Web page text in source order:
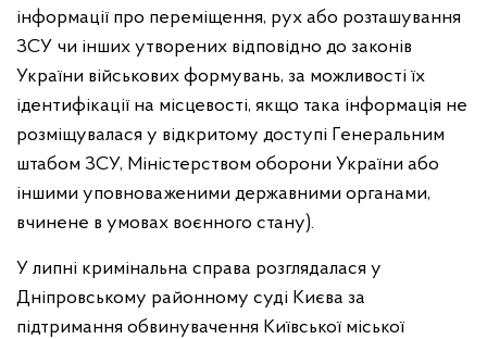
інформації про переміщення, рух або розташування
ЗСУ чи інших утворених відповідно до законів
України військових формувань, за можливості їх
ідентифікації на місцевості, якщо така інформація не
розміщувалася у відкритому доступі Генеральним
штабом ЗСУ, Міністерством оборони України або
іншими уповноваженими державними органами,
вчинене в умовах воєнного стану).
У липні кримінальна справа розглядалася у
Дніпровському районному суді Києва за
підтримання обвинувачення Київської міської